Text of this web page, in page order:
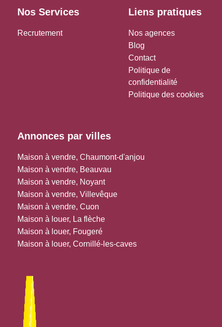
Nos Services
Recrutement
Liens pratiques
Nos agences
Blog
Contact
Politique de
confidentialité
Politique des cookies
Annonces par villes
Maison à vendre, Chaumont-d'anjou
Maison à vendre, Beauvau
Maison à vendre, Noyant
Maison à vendre, Villevêque
Maison à vendre, Cuon
Maison à louer, La flèche
Maison à louer, Fougeré
Maison à louer, Cornillé-les-caves